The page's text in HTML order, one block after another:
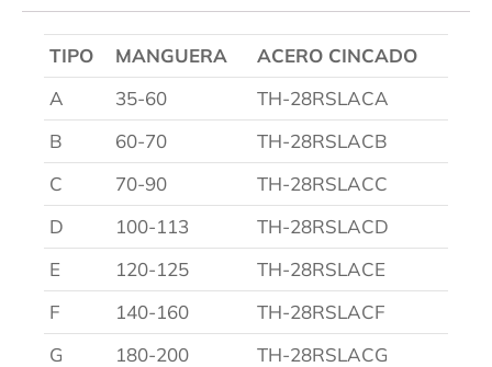
TIPO MANGUERA
ACERO CINCADO
A
35-60
TH-28RSLACA
B
60-70
TH-28RSLACB
C
70-90
TH-28RSLACC
D
100-113
TH-28RSLACD
E
120-125
TH-28RSLACE
F
140-160
TH-28RSLACF
G
180-200
TH-28RSLACG